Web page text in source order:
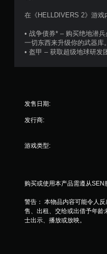
在《HELLDIVERS 2》游戏
• 战争债券* – 购买绝地潜
一切东西来升级你的武器库。
• 盔甲 – 获取超级地球研发
发售日期:
发行商:
游戏类型:
购买或使用本产品需遵从SEN
警告： 本物品内容可能令人
售、出租、交给或出借予年龄
士出示、播放或放映。